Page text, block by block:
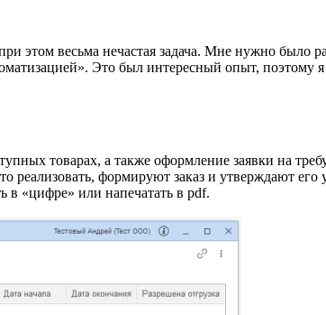
этом весьма нечастая задача. Мне нужно было
Это был интересный опыт, поэтому я
товарах, а также оформление заявки на
формируют заказ и утверждают его
в «цифре» или напечатать в pdf.